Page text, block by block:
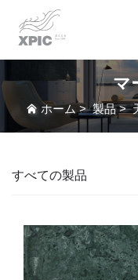
マ
ホーム>製品>
すべての製品